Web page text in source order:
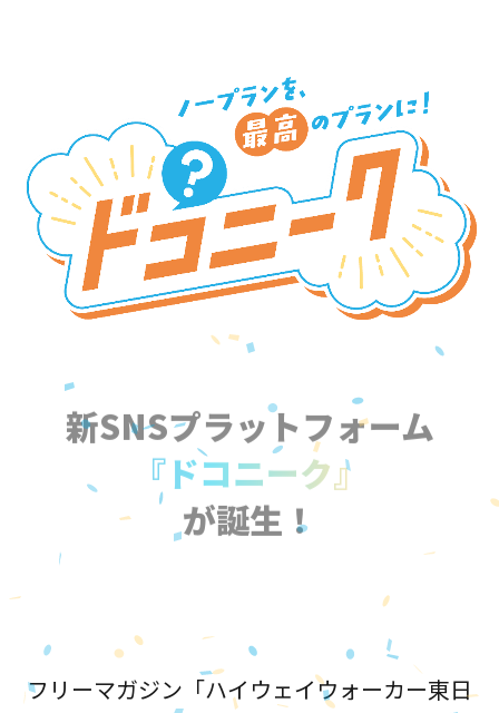
新SNSプラットフォーム
『ドコニーク』
が誕生！
フリーマガジン「ハイウェイウォーカー東日